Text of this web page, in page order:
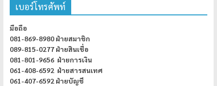
เบอร์โทรศัพท์
มือถือ
081-869-8980 ฝ่ายสมาชิก
089-815-0277 ฝ่ายสินเชื่อ
081-801-9656 ฝ่ายการเงิน
061-408-6592 ฝ่ายสารสนเทศ
061-407-6592 ฝ่ายบัญชี